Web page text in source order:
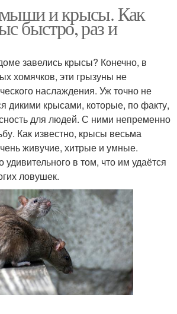
и крысы. Как
быстро, раз и
завелись крысы? Конечно, в
хомячков, эти грызуны не
наслаждения. Уж точно не
дикими крысами, которые, по факту,
для людей. С ними непременно
Как известно, крысы весьма
живучие, хитрые и умные.
удивительного в том, что им удаётся
ловушек.